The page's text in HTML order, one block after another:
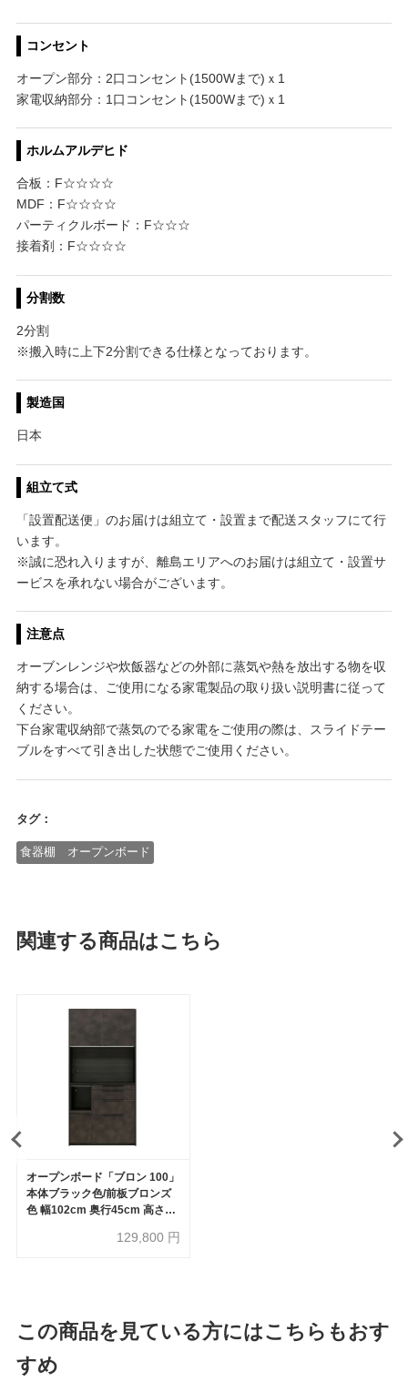
コンセント
オープン部分：2口コンセント(1500Wまで)ｘ1
家電収納部分：1口コンセント(1500Wまで)ｘ1
ホルムアルデヒド
合板：F☆☆☆☆
MDF：F☆☆☆☆
パーティクルボード：F☆☆☆
接着剤：F☆☆☆☆
分割数
2分割
※搬入時に上下2分割できる仕様となっております。
製造国
日本
組立て式
「設置配送便」のお届けは組立て・設置まで配送スタッフにて行
います。
※誠に恐れ入りますが、離島エリアへのお届けは組立て・設置サ
ービスを承れない場合がございます。
注意点
オーブンレンジや炊飯器などの外部に蒸気や熱を放出する物を収
納する場合は、ご使用になる家電製品の取り扱い説明書に従って
ください。
下台家電収納部で蒸気のでる家電をご使用の際は、スライドテー
ブルをすべて引き出した状態でご使用ください。
タグ：
食器棚 オープンボード
関連する商品はこちら
オープンボード「ブロン 100」
本体ブラック色/前板ブロンズ
色 幅102cm 奥行45cm 高さ
129,800 円
この商品を見ている方にはこちらもおす
すめ